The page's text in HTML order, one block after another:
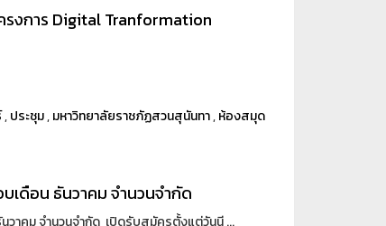
รงการ Digital Tranformation
,ประชุม,มหาวิทยาลัยราชภัฏสวนสุนันทา,ห้องสมุด
เดือน ธันวาคม จำนวนจำกัด
าคม จำนวนจำกัด เปิดรับสมัครตั้งแต่วันนี ...